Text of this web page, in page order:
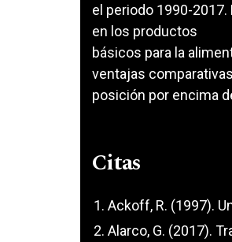
el periodo 1990-
en los productos
básicos para la
ventajas
posición por encima
Citas
Ackoff, R. (1997).
Alarco, G. (2017).